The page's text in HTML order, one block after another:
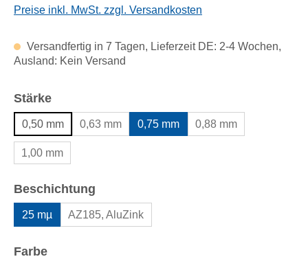
Preise inkl. MwSt. zzgl. Versandkosten
Versandfertig in 7 Tagen, Lieferzeit DE: 2-4 Wochen,
Ausland: Kein Versand
Stärkeauswählen
0,50 mm 0,63 mm 0,75 mm 0,88 mm
1,00 mm
Beschichtung
25 mµ AZ185, AluZink
Farbeauswählen